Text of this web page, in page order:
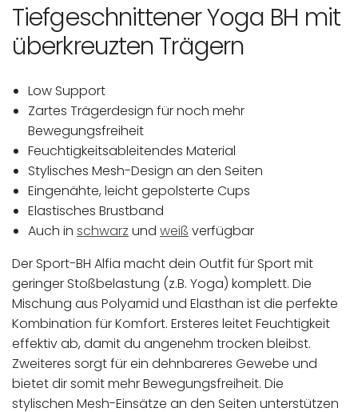
Tiefgeschnittener Yoga BH mit
überkreuzten Trägern
Low Support
Zartes Trägerdesign für noch mehr
Bewegungsfreiheit
Feuchtigkeitsableitendes Material
Stylisches Mesh-Design an den Seiten
Eingenähte, leicht gepolsterte Cups
Elastisches Brustband
Auch in schwarz und weiß verfügbar
Der Sport-BH Alfia macht dein Outfit für Sport mit
geringer Stoßbelastung (z.B. Yoga) komplett. Die
Mischung aus Polyamid und Elasthan ist die perfekte
Kombination für Komfort. Ersteres leitet Feuchtigkeit
effektiv ab, damit du angenehm trocken bleibst.
Zweiteres sorgt für ein dehnbareres Gewebe und
bietet dir somit mehr Bewegungsfreiheit. Die
stylischen Mesh-Einsätze an den Seiten unterstützen